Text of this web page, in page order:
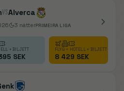
vsAlverca
3 nätterPRIMEIRA LIGA
+ BILJETT
SEK
FLYG + HOTELL + BILJETT
8 429 SEK